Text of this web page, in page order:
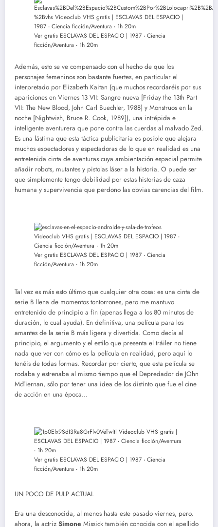
Ver gratis ESCLAVAS DEL ESPACIO | 1987 ‧ Ciencia
ficción/Aventura ‧ 1h 20m
Además, esto se ve compensado con el hecho de que los
personajes femeninos son bastante fuertes, en particular el
interpretado por Elizabeth Kaitan (que muchos recordaréis por sus
apariciones en Viernes 13 VII: Sangre nueva [Friday the 13th Part
VII: The New Blood, John Carl Buechler, 1988] y Monstruos en la
noche [Nightwish, Bruce R. Cook, 1989]), una intrépida e
inteligente aventurera que pone contra las cuerdas al malvado Zed.
Es una lástima que esta táctica publicitaria es posible que alejara
muchos espectadores y espectadoras de lo que en realidad es una
entretenida cinta de aventuras cuya ambientación espacial permite
añadir robots, mutantes y pistolas láser a la historia. O puede ser
que simplemente tengo debilidad por estas historias de caza
humana y supervivencia que perdono las obvias carencias del film.
Ver gratis ESCLAVAS DEL ESPACIO | 1987 ‧ Ciencia
ficción/Aventura ‧ 1h 20m
Tal vez es más esto último que cualquier otra cosa: es una cinta de
serie B llena de momentos tontorrones, pero me mantuvo
entretenido de principio a fin (apenas llega a los 80 minutos de
duración, lo cual ayuda). En definitiva, una película para los
amantes de la serie B más ligera y divertida. Como decía al
principio, el argumento y el estilo que presenta el tráiler no tiene
nada que ver con cómo es la película en realidad, pero aquí lo
tenéis de todas formas. Recordar por cierto, que esta película se
rodaba y estrenaba al mismo tiempo que el Depredador de JOhn
McTiernan, sólo por tener una idea de los distinto que fue el cine
de acción en una época…
Ver gratis ESCLAVAS DEL ESPACIO | 1987 ‧ Ciencia
ficción/Aventura ‧ 1h 20m
UN POCO DE PULP ACTUAL
Era una desconocida, al menos hasta este pasado viernes, pero,
ahora, la actriz Simone Missick también conocida con el apellido